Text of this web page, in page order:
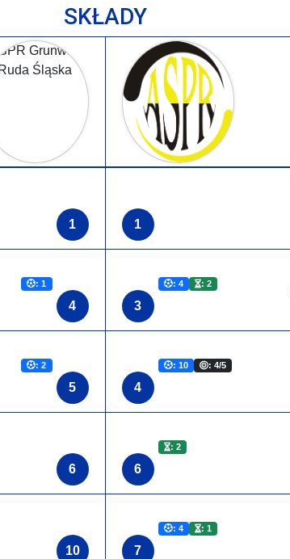
SKŁADY
1
: 1
4
: 2
5
6
10
1
3
: 4 : 2
4
: 10 : 4/5
6
: 2
7
: 4 : 1